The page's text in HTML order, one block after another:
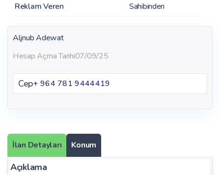
Reklam Veren
Sahibinden
Aljnub Adewat
Hesap Açma Tarihi07/09/25
Cep+ 964 781 9444419
İlan Detayları Konum
Açıklama